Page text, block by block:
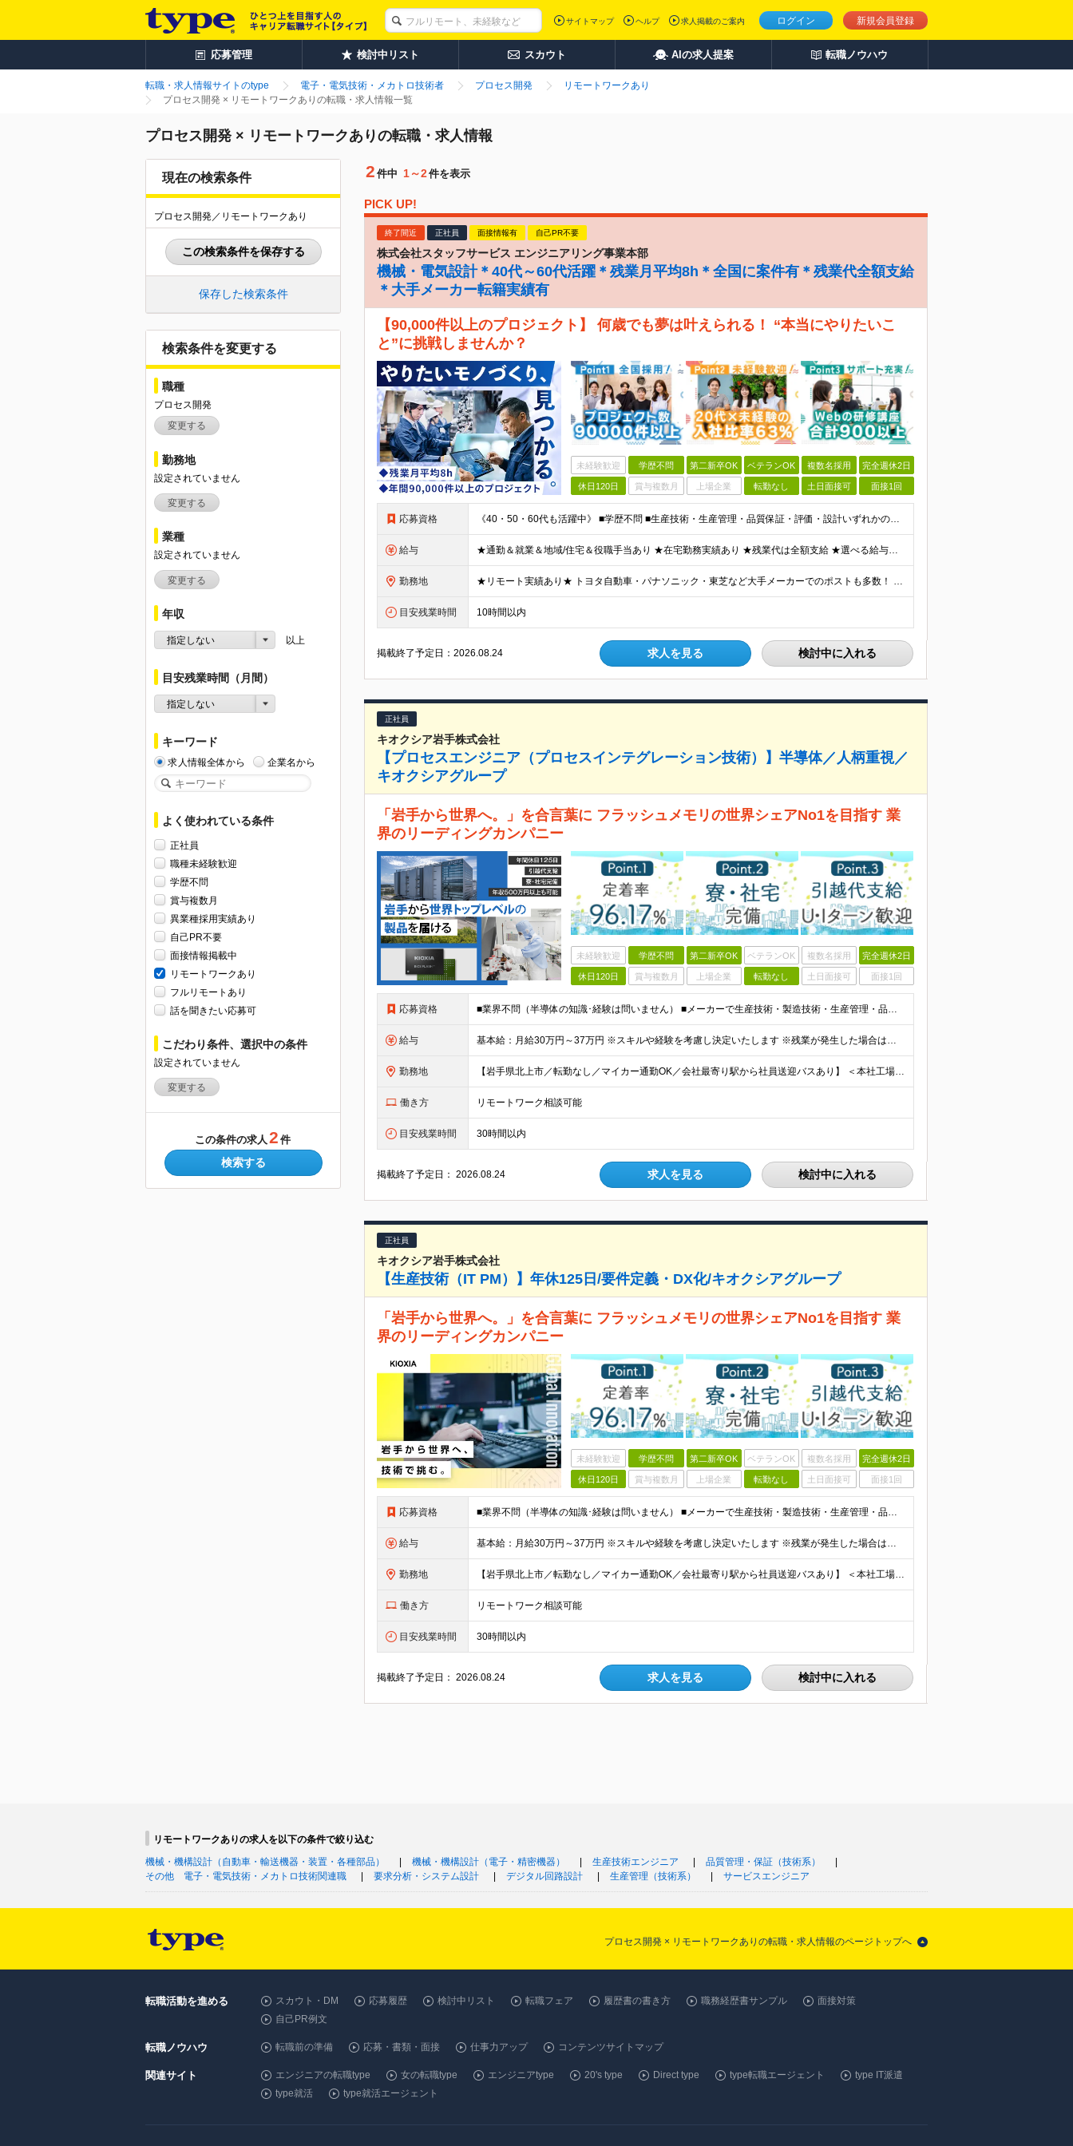
ログイン 新規会員登録
サイトマップ ヘルプ 求人掲載のご案内
応募管理 検討中リスト スカウト AIの求人提案 転職ノウハウ
転職・求人情報サイトのtype 電子・電気技術・メカトロ技術者 プロセス開発
リモートワークあり
プロセス開発 × リモートワークありの転職・求人情報一覧
プロセス開発 × リモートワークありの転職・求人情報
現在の検索条件
プロセス開発／リモートワークあり
この検索条件を保存する
保存した検索条件
検索条件を変更する
職種
プロセス開発
変更する
勤務地
設定されていません
変更する
業種
設定されていません
変更する
年収
指定しない 以上
目安残業時間（月間）
指定しない
キーワード
求人情報全体から 企業名から
よく使われている条件
正社員
職種未経験歓迎
学歴不問
賞与複数月
異業種採用実績あり
自己PR不要
面接情報掲載中
リモートワークあり
フルリモートあり
話を聞きたい応募可
こだわり条件、選択中の条件
設定されていません
変更する
この条件の求人 2 件
検索する
2 件中 1～2件を表示
PICK UP!
終了間近 正社員 面接情報有 自己PR不要
株式会社スタッフサービス エンジニアリング事業本部
機械・電気設計＊40代～60代活躍＊残業月平均8h＊全国に案件有＊残業代全額支給
＊大手メーカー転籍実績有
【90,000件以上のプロジェクト】 何歳でも夢は叶えられる！ “本当にやりたいこ
と”に挑戦しませんか？
未経験歓迎 学歴不問 第二新卒OK ベテランOK 複数名採用 完全週休2日
休日120日 賞与複数月 上場企業 転勤なし 土日面接可 面接1回
応募資格 《40・50・60代も活躍中》 ■学歴不問 ■生産技術・生産管理・品質保証・評価・設計いずれかの実務経験をお持ちの方 ▽こんな方にオススメです！▽ 「経験を活かして幅広いプロジェクトに携わりたい」
給与 ★通勤＆就業＆地域/住宅＆役職手当あり ★在宅勤務実績あり ★残業代は全額支給 ★選べる給与制度あり！ ■東京・神奈川・千葉・埼玉勤務の場合 月給24.5万円～55万円＋諸手当 （残業代は全額支給）
勤務地 ★リモート実績あり★ トヨタ自動車・パナソニック・東芝など大手メーカーでのポストも多数！ 全国の取引先での就業となります（沖縄を除く） 『地元で働きたい』という希望に、業界トップクラス約7,00
目安残業時間 10時間以内
掲載終了予定日：2026.08.24 求人を見る 検討中に入れる
正社員
キオクシア岩手株式会社
【プロセスエンジニア（プロセスインテグレーション技術）】半導体／人柄重視／
キオクシアグループ
「岩手から世界へ。」を合言葉に フラッシュメモリの世界シェアNo1を目指す 業
界のリーディングカンパニー
未経験歓迎 学歴不問 第二新卒OK ベテランOK 複数名採用 完全週休2日
休日120日 賞与複数月 上場企業 転勤なし 土日面接可 面接1回
応募資格 ■業界不問（半導体の知識･経験は問いません） ■メーカーで生産技術・製造技術・生産管理・品質管理に携わった経験がある方 ◎工程立上げ・改善 ◎歩留り改善 ◎品質向上など ＜異業界の方も大歓迎！＞ 機
給与 基本給：月給30万円～37万円 ※スキルや経験を考慮し決定いたします ※残業が発生した場合は、別途支給 ★年収500万円～600万円 ★年収600万円以上での提示実績多数
勤務地 【岩手県北上市／転勤なし／マイカー通勤OK／会社最寄り駅から社員送迎バスあり】 ＜本社工場＞ 岩手県北上市北工業団地5-29 ★U・Iターン歓迎！ 引っ越し費用補助／自己負担2～3割の社宅制度があ
働き方 リモートワーク相談可能
目安残業時間 30時間以内
掲載終了予定日：2026.08.24 求人を見る 検討中に入れる
正社員
キオクシア岩手株式会社
【生産技術（IT PM）】年休125日/要件定義・DX化/キオクシアグループ
「岩手から世界へ。」を合言葉に フラッシュメモリの世界シェアNo1を目指す 業
界のリーディングカンパニー
未経験歓迎 学歴不問 第二新卒OK ベテランOK 複数名採用 完全週休2日
休日120日 賞与複数月 上場企業 転勤なし 土日面接可 面接1回
応募資格 ■業界不問（半導体の知識･経験は問いません） ■メーカーで生産技術・製造技術・生産管理・品質管理に携わった経験がある方 ◎工程立上げ・改善 ◎歩留り改善 ◎品質向上など ＜異業界の方も大歓迎！＞ 機
給与 基本給：月給30万円～37万円 ※スキルや経験を考慮し決定いたします ※残業が発生した場合は、別途支給 ★年収500万円～600万円 ★年収600万円以上での提示実績多数
勤務地 【岩手県北上市／転勤なし／マイカー通勤OK／会社最寄り駅から社員送迎バスあり】 ＜本社工場＞ 岩手県北上市北工業団地5-29 ★U・Iターン歓迎！ 引っ越し費用補助／自己負担2～3割の社宅制度があ
働き方 リモートワーク相談可能
目安残業時間 30時間以内
掲載終了予定日：2026.08.24 求人を見る 検討中に入れる
リモートワークありの求人を以下の条件で絞り込む
機械・機構設計（自動車・輸送機器・装置・各種部品）
機械・機構設計（電子・精密機器） 生産技術エンジニア
品質管理・保証（技術系）
その他 電子・電気技術・メカトロ技術関連職
要求分析・システム設計 デジタル回路設計 生産管理（技術系） サービスエンジニア
プロセス開発 × リモートワークありの転職・求人情報のページトップへ
転職活動を進める スカウト・DM 応募履歴 検討中リスト 転職フェア 履歴書の書き方 職務経歴書サンプル
面接対策
自己PR例文
転職ノウハウ 転職前の準備 応募・書類・面接 仕事力アップ コンテンツサイトマップ
関連サイト エンジニアの転職type 女の転職type エンジニアtype 20's type Direct type type転職エージェント
type IT派遣
type就活
type就活エージェント